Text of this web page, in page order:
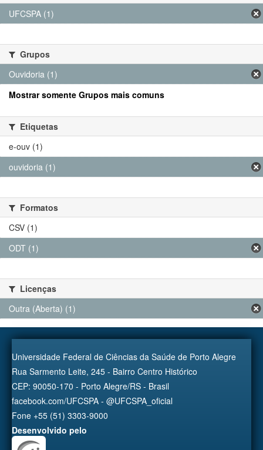
UFCSPA (1)
Grupos
Ouvidoria (1)
Mostrar somente Grupos mais comuns
Etiquetas
e-ouv (1)
ouvidoria (1)
Formatos
CSV (1)
ODT (1)
Licenças
Outra (Aberta) (1)
Universidade Federal de Ciências da Saúde de Porto Alegre
Rua Sarmento Leite, 245 - Bairro Centro Histórico
CEP: 90050-170 - Porto Alegre/RS - Brasil
facebook.com/UFCSPA - @UFCSPA_oficial
Fone +55 (51) 3303-9000
Desenvolvido pelo